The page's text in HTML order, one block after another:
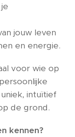
jouw leven
en energie.
voor wie op
intuïtief
de grond.
kennen?